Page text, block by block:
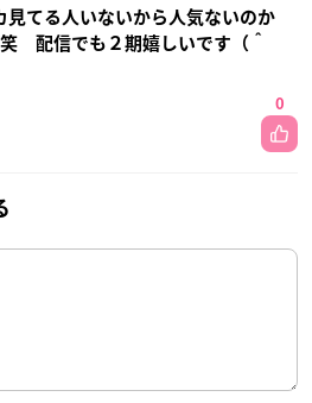
見てる人いないから人気ないのか
配信でも２期嬉しいです（＾
0